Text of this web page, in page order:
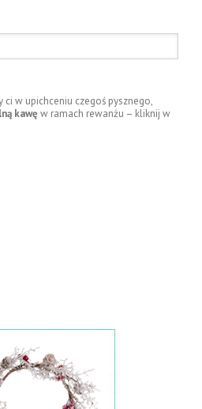
ci w upichceniu czegoś pysznego,
kawę w ramach rewanżu – kliknij w